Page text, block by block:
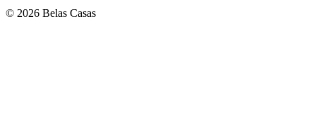
© 2026 Belas Casas